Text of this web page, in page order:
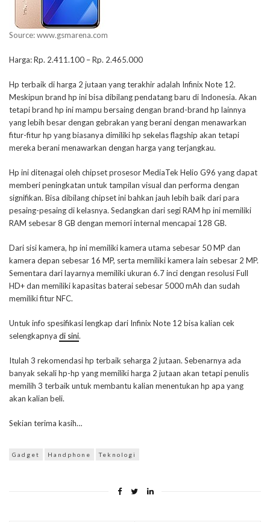
Source: www.gsmarena.com
Harga: Rp. 2.411.100 – Rp. 2.465.000
Hp terbaik di harga 2 jutaan yang terakhir adalah Infinix Note 12.
Meskipun brand hp ini bisa dibilang pendatang baru di Indonesia. Akan
tetapi brand hp ini mampu bersaing dengan brand-brand hp lainnya
yang lebih besar dengan gebrakan yang berani dengan menawarkan
fitur-fitur hp yang biasanya dimiliki hp sekelas flagship akan tetapi
mereka berani menawarkan dengan harga yang terjangkau.
Hp ini ditenagai oleh chipset prosesor MediaTek Helio G96 yang dapat
memberi peningkatan untuk tampilan visual dan performa dengan
signifikan. Bisa dibilang chipset ini bahkan jauh lebih baik dari para
pesaing-pesaing di kelasnya. Sedangkan dari segi RAM hp ini memiliki
RAM sebesar 8 GB dengan memori internal mencapai 128 GB.
Dari sisi kamera, hp ini memiliki kamera utama sebesar 50 MP dan
kamera depan sebesar 16 MP, serta memiliki kamera lain sebesar 2 MP.
Sementara dari layarnya memiliki ukuran 6.7 inci dengan resolusi Full
HD+ dan memiliki kapasitas baterai sebesar 5000 mAh dan sudah
memiliki fitur NFC.
Untuk info spesifikasi lengkap dari Infinix Note 12 bisa kalian cek
selengkapnya di sini.
Itulah 3 rekomendasi hp terbaik seharga 2 jutaan. Sebenarnya ada
banyak sekali hp-hp yang memiliki harga 2 jutaan akan tetapi penulis
memilih 3 terbaik untuk membantu kalian menentukan hp apa yang
akan kalian beli.
Sekian terima kasih…
Gadget Handphone Teknologi